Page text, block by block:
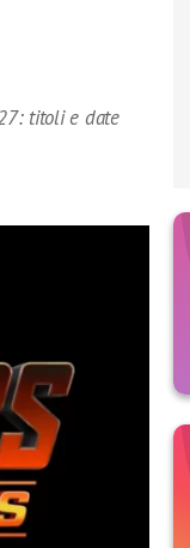
titoli e date